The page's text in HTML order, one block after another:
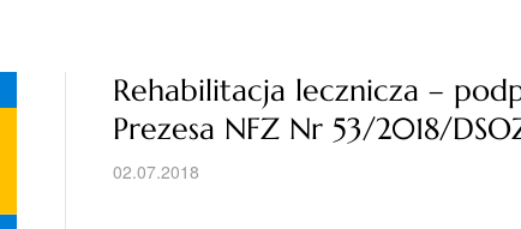
Rehabilitacja lecznicza –
Prezesa NFZ Nr 53/2018/
02.07.2018